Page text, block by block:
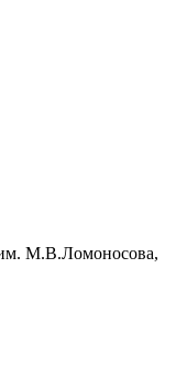
М.В.Ломоносова,